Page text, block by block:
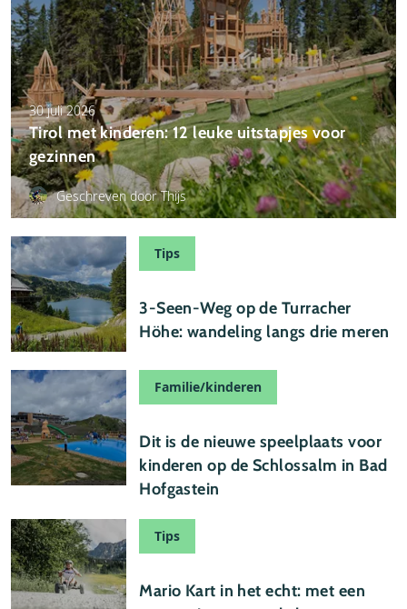
30 juli 2026
Tirol met kinderen: 12 leuke uitstapjes voor
gezinnen
Geschreven door Thijs
Tips
3-Seen-Weg op de Turracher
Höhe: wandeling langs drie meren
Familie/kinderen
Dit is de nieuwe speelplaats voor
kinderen op de Schlossalm in Bad
Hofgastein
Tips
Mario Kart in het echt: met een